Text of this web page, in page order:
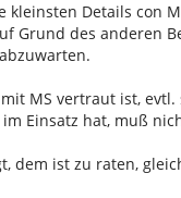
kleinsten Details con
Grund des anderen
MS vertraut ist, evtl.
im Einsatz hat, muß
dem ist zu raten,